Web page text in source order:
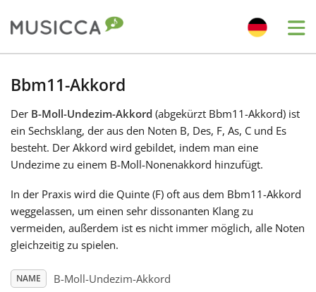
Български
Dansk
Deutsch
English
Bbm11-Akkord
Der B-Moll-Undezim-Akkord (abgekürzt Bbm11-Akkord) ist
ein Sechsklang, der aus den Noten B, Des, F, As, C und Es
besteht. Der Akkord wird gebildet, indem man eine
Undezime zu einem B-Moll-Nonenakkord hinzufügt.
In der Praxis wird die Quinte (F) oft aus dem Bbm11-Akkord
weggelassen, um einen sehr dissonanten Klang zu
vermeiden, außerdem ist es nicht immer möglich, alle Noten
gleichzeitig zu spielen.
NAME B-Moll-Undezim-Akkord